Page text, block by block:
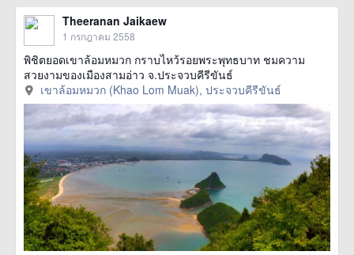
Theeranan Jaikaew
1 กรกฎาคม 2558
พิชิตยอดเขาล้อมหมวก กราบไหว้รอยพระพุทธบาท ชมความ
สวยงามของเมืองสามอ่าว จ.ประจวบคีรีขันธ์
เขาล้อมหมวก (Khao Lom Muak), ประจวบคีรีขันธ์